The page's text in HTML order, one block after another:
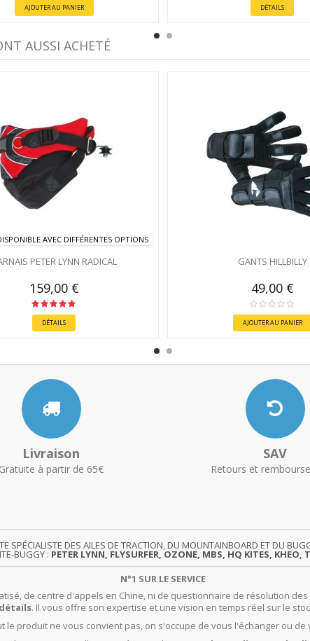
AJOUTER AU PANIER DÉTAILS
AUSSI ACHETÉ
AVEC DIFFÉRENTES OPTIONS
PETER LYNN RADICAL
159,00 €
DÉTAILS
GANTS HILLBILLY
49,00 €
AJOUTER AU PANIER
Livraison
Gratuite à partir de 65€
SAV
Retours et
SPÉCIALISTE DES AILES DE TRACTION, DU MOUNTAINBOARD ET DU
BUGGY : PETER LYNN, FLYSURFER, OZONE, MBS, HQ KITES, KHEO,
N°1 SUR LE SERVICE
de centre d'appels en Chine, ni de questionnaire de résolution des
. Il vous offre son expertise et une vision en temps réel sur le
le produit ne vous convient pas, on s'occupe de vous l'échanger ou